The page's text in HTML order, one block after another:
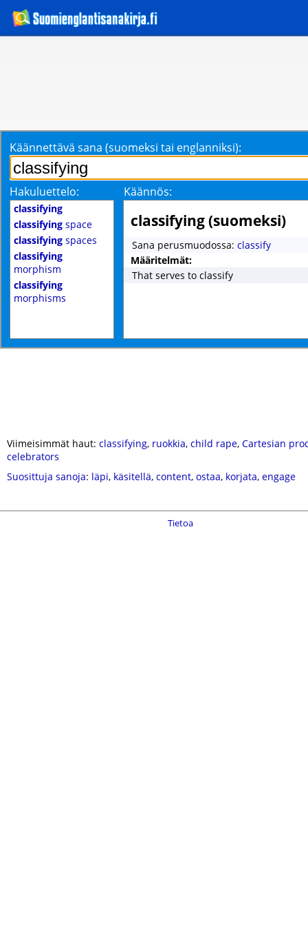
Käännettävä sana (suomeksi tai englanniksi):
Hakuluettelo: Käännös:
classifying
classifying space
classifying spaces
classifying
morphism
classifying
morphisms
classifying (suomeksi)
Sana perusmuodossa: classify
Määritelmät:
That serves to classify
Viimeisimmät haut: classifying, ruokkia, child rape, Cartesian
celebrators
Suosittuja sanoja: läpi, käsitellä, content, ostaa, korjata, engage
Tietoa